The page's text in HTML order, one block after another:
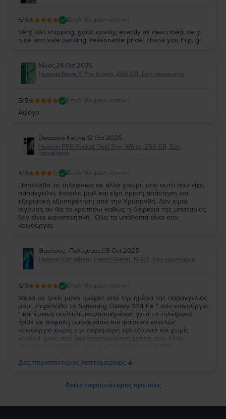
5/5 Επαληθευμένη κριτική
Very fast shipping, good quality, exactly as described, very
nice and safe packing, reasonable price! Thank you Flip. gr
Νίκος,24 Oct 2025
Huawei Nova 11 Pro, Green, 256 GB, Σαν καινούργιο
5/5 Επαληθευμένη κριτική
Άψογο
Despoina Kalyva,12 Oct 2025
Huawei P50 Pocket Dual Sim, White, 256 GB, Σαν
καινούργιο
4/5 Επαληθευμένη κριτική
Παρέλαβα το τηλέφωνο σε άλλο χρώμα από αυτό που είχα
παραγγείλει, έστειλα μαιλ και είχα άμεση απάντηση και
εξεραιτική εξυπηρέτηση από την Χρυσάνθη. Δεν είμαι
σίγουρη αν θα το κρατήσω καθώς η διάρκεια της μπαταρίας
δεν είναι ικανοποιητική. 'Ολα τα υπόλοιπα είναι σαν
καινούργια.
Θανάσης , Πολύγυρος,05 Oct 2025
Huawei Cat others, Forest Green, 16 GB, Σαν καινούργιο
5/5 Επαληθευμένη κριτική
Μέσα σε τρείς μόνο ημέρες από την ημέρα της παραγγελίας
μου , παρέλαβα το Samsung Galaxy S24 Fe " σαν καινούργιο
" και έμεινα απόλυτα ικανοποιημένος γιατί το τηλέψωνο
ήρθε σε ασφαλή συσκευασία και φαίνεται εντελώς
καινούργιο χωρίς την παραμικρή γρατζουνιά και χωρίς
κανένα ίχνος από την προηγούμενη χρήση του. Είναι
όσους θέλουν να αγοράσουν καλό και φθηνό κινητό.
Δες περισσότερες λεπτομέρειες
Δείτε περισσότερες κριτικές